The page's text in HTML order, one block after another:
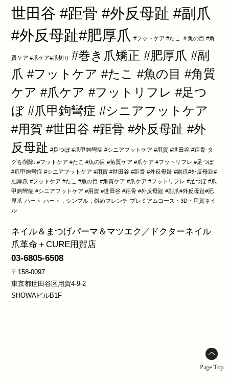
世田谷 #距骨 #外反母趾 #副爪
#外反母趾#肥厚爪 #フットケア #たこ ＃魚の目 #角
質ケア #爪ケア#爪切り #巻き爪矯正 #肥厚爪 #副
爪 #フットケア #たこ #魚の目 #角質
ケア #爪ケア #フットリフレ #足つ
ぼ #爪甲鉤彎症 #シニアフットケア
#用賀 #世田谷 #距骨 #外反母趾 #外
反母趾 #足つぼ #爪甲鉤彎症 #シニアフットケア #用賀 #世田谷 #距骨 タ
グを削除: #フットケア #たこ #魚の目 #角質ケア #爪ケア #フットリフレ #足つぼ
#爪甲鉤彎症 #シニアフットケア #用賀 #世田谷 #距骨 #外反母趾 #副爪#外反母趾#
肥厚爪 #フットケア #たこ #魚の目 #角質ケア #爪ケア #フットリフレ #足つぼ #爪
甲鉤彎症 #シニアフットケア #用賀 #世田谷 #距骨 #外反母趾 #副爪#外反母趾#肥
厚爪 ハート ハート，シンプル，斜めフレンチ プレミアムコース・3D・用賀ネイ
ル
ネイル＆まつげパーマ＆マツエク／ドクターネイル
爪革命＋CURE用賀店
03-6805-6508
〒158-0097
東京都世田谷区用賀4-9-2
SHOWAビルB1F
Page Top